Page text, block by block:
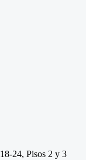
24, Pisos 2 y 3